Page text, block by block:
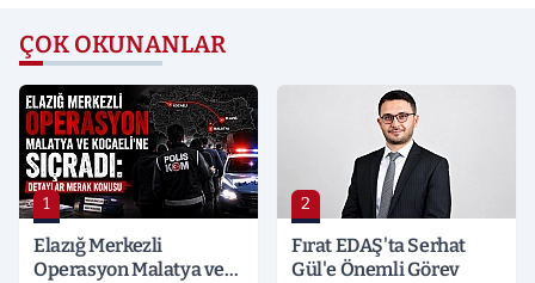
ÇOK OKUNANLAR
1
Elazığ Merkezli
Operasyon Malatya ve
2
Fırat EDAŞ'ta Serhat
Gül'e Önemli Görev